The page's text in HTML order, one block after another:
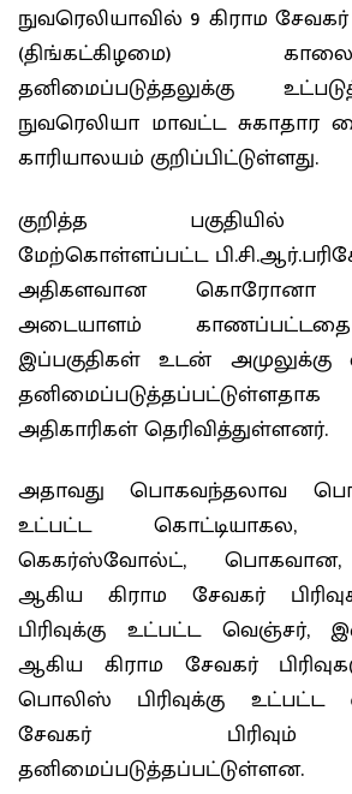
நுவரெலியாவில் 9 கிராம சேவகர்
(திங்கட்கிழமை)
தனிமைப்படுத்தலுக்கு
நுவரெலியா மாவட்ட சுகாதார
காரியாலயம் குறிப்பிட்டுள்ளது.
குறித்த
மேற்கொள்ளப்பட்ட
அதிகளவான கொரோனா
அடையாளம்
இப்பகுதிகள் உடன்
அதிகாரிகள் தெரிவித்துள்ளனர்.
அதாவது பொகவந்தலாவ
உட்பட்ட கொட்டியாகல,
கெகர்ஸ்வோல்ட்,
ஆகிய கிராம சேவகர்
பிரிவுக்கு உட்பட்ட வெஞ்சர்,
ஆகிய கிராம சேவகர்
பொலிஸ் பிரிவுக்கு உட்பட்ட
சேவகர்
தனிமைப்படுத்தப்பட்டுள்ளன.